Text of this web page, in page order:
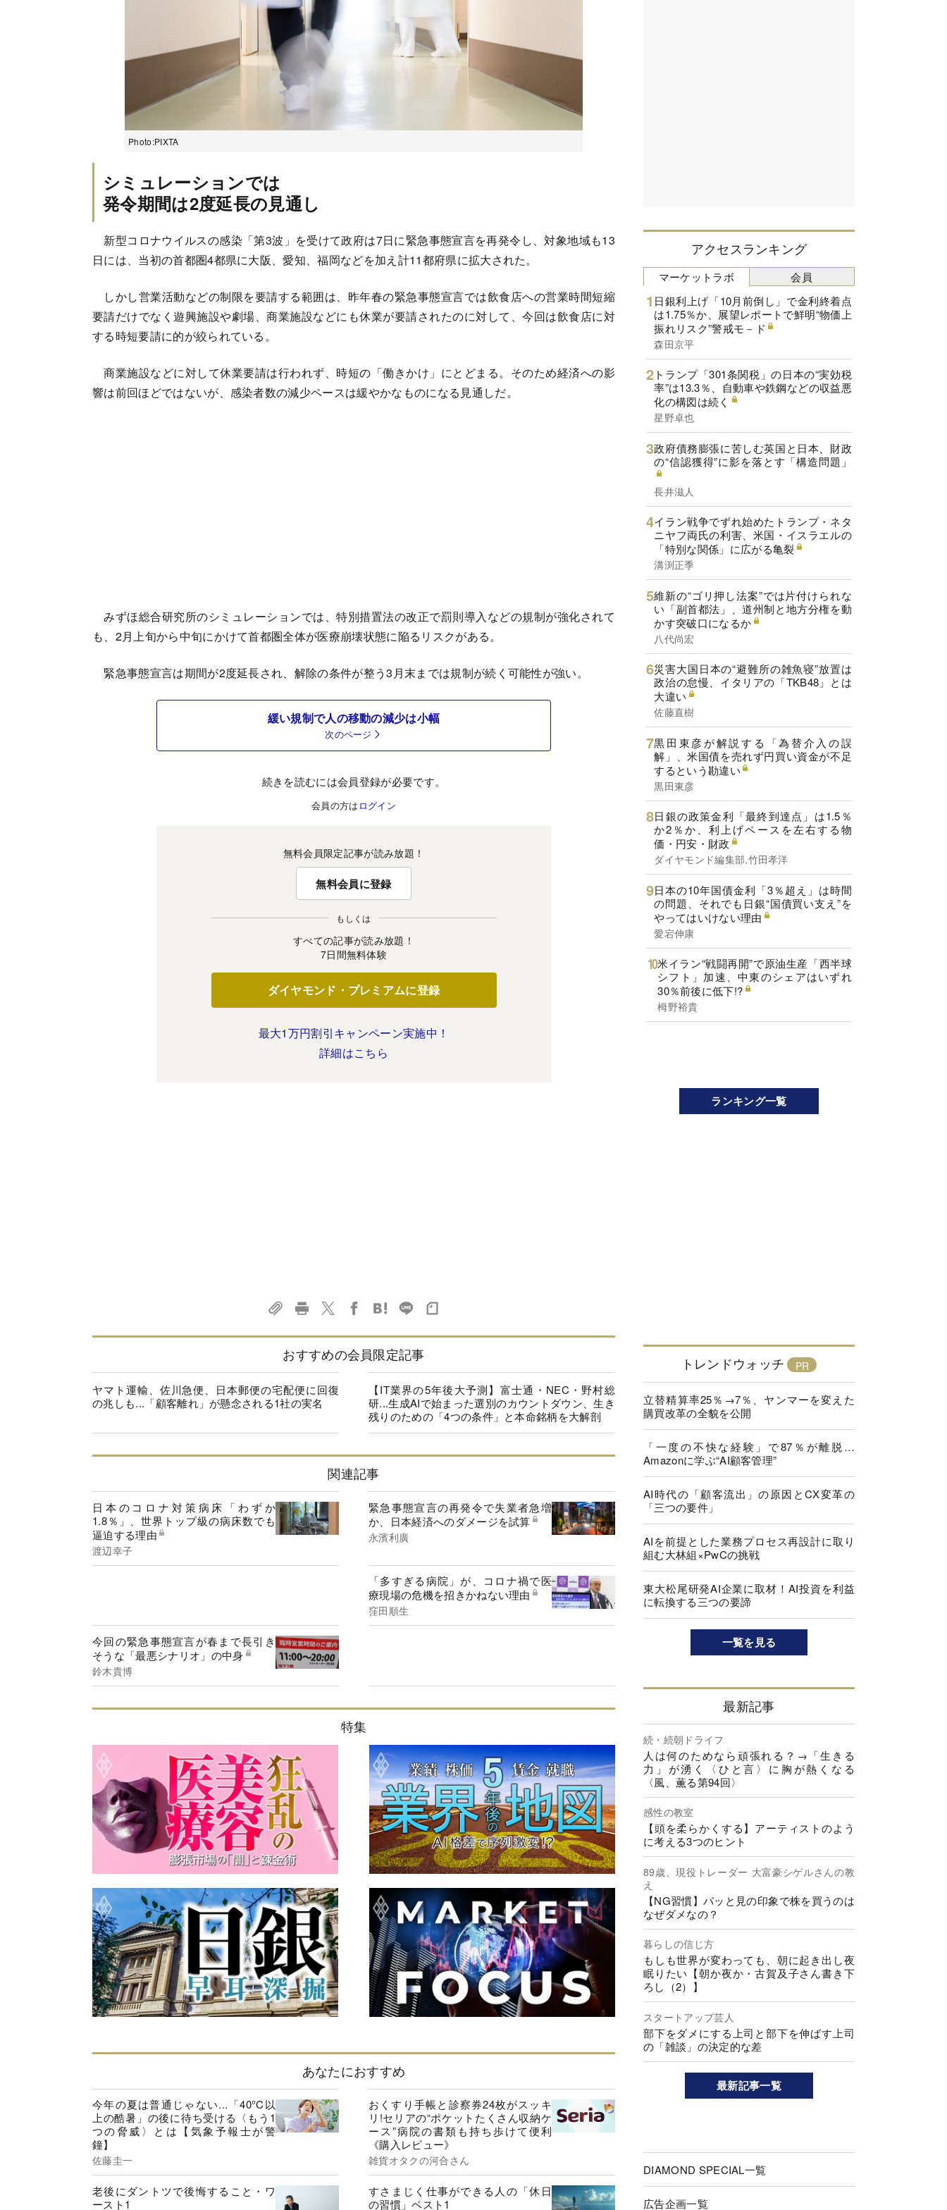
Photo:PIXTA
シミュレーションでは
発令期間は2度延長の見通し
新型コロナウイルスの感染「第3波」を受けて政府は7日に緊急事態宣言を再発令し、対象地域も13
日には、当初の首都圏4都県に大阪、愛知、福岡などを加え計11都府県に拡大された。
しかし営業活動などの制限を要請する範囲は、昨年春の緊急事態宣言では飲食店への営業時間短縮
要請だけでなく遊興施設や劇場、商業施設などにも休業が要請されたのに対して、今回は飲食店に対
する時短要請に的が絞られている。
商業施設などに対して休業要請は行われず、時短の「働きかけ」にとどまる。そのため経済への影
響は前回ほどではないが、感染者数の減少ペースは緩やかなものになる見通しだ。
みずほ総合研究所のシミュレーションでは、特別措置法の改正で罰則導入などの規制が強化されて
も、2月上旬から中旬にかけて首都圏全体が医療崩壊状態に陥るリスクがある。
緊急事態宣言は期間が2度延長され、解除の条件が整う3月末までは規制が続く可能性が強い。
緩い規制で人の移動の減少は小幅
次のページ
続きを読むには会員登録が必要です。
会員の方は ログイン
無料会員限定記事が読み放題！
無料会員に登録
もしくは
すべての記事が読み放題！
7日間無料体験
ダイヤモンド・プレミアムに登録
最大1万円割引キャンペーン実施中！
詳細はこちら
おすすめの会員限定記事
ヤマト運輸、佐川急便、日本郵便の宅配便に回復
の兆しも...「顧客離れ」が懸念される1社の実名
【IT業界の5年後大予測】富士通・NEC・野村総
研...生成AIで始まった選別のカウントダウン、生き
残りのための「4つの条件」と本命銘柄を大解剖
関連記事
日本のコロナ対策病床「わずか
1.8％」、世界トップ級の病床数でも
逼迫する理由
渡辺幸子
緊急事態宣言の再発令で失業者急増
か、日本経済へのダメージを試算
永濱利廣
「多すぎる病院」が、コロナ禍で医
療現場の危機を招きかねない理由
窪田順生
今回の緊急事態宣言が春まで長引き
そうな「最悪シナリオ」の中身
鈴木貴博
特集
あなたにおすすめ
今年の夏は普通じゃない...「40°C以
上の酷暑」の後に待ち受ける〈もう1
つの脅威〉とは【気象予報士が警
鐘】
佐藤圭一
おくすり手帳と診察券24枚がスッキ
リ!セリアの“ポケットたくさん収納ケ
ース”病院の書類も持ち歩けて便利
《購入レビュー》
雑貨オタクの河合さん
老後にダントツで後悔すること・ワ
ースト1
すさまじく仕事ができる人の「休日
の習慣」ベスト1
アクセスランキング
マーケットラボ
日銀利上げ「10月前倒し」で金利終着点
は1.75％か、展望レポートで鮮明“物価上
振れリスク”警戒モ－ド
森田京平
トランプ「301条関税」の日本の“実効税
率”は13.3％、自動車や鉄鋼などの収益悪
化の構図は続く
星野卓也
政府債務膨張に苦しむ英国と日本、財政
の“信認獲得”に影を落とす「構造問題」
長井滋人
イラン戦争でずれ始めたトランプ・ネタ
ニヤフ両氏の利害、米国・イスラエルの
「特別な関係」に広がる亀裂
溝渕正季
維新の“ゴリ押し法案”では片付けられな
い「副首都法」、道州制と地方分権を動
かす突破口になるか
八代尚宏
災害大国日本の“避難所の雑魚寝”放置は
政治の怠慢、イタリアの「TKB48」とは
大違い
佐藤直樹
黒田東彦が解説する「為替介入の誤
解」、米国債を売れず円買い資金が不足
するという勘違い
黒田東彦
日銀の政策金利「最終到達点」は1.5％
か2％か、利上げペースを左右する物
価・円安・財政
ダイヤモンド編集部,竹田孝洋
日本の10年国債金利「3％超え」は時間
の問題、それでも日銀“国債買い支え”を
やってはいけない理由
愛宕伸康
米イラン“戦闘再開”で原油生産「西半球
シフト」加速、中東のシェアはいずれ
30％前後に低下!?
栂野裕貴
会員
ランキング一覧
トレンドウォッチ
立替精算率25％→7％、ヤンマーを変えた
購買改革の全貌を公開
「一度の不快な経験」で87％が離脱…
Amazonに学ぶ“AI顧客管理”
AI時代の「顧客流出」の原因とCX変革の
「三つの要件」
AIを前提とした業務プロセス再設計に取り
組む大林組×PwCの挑戦
東大松尾研発AI企業に取材！AI投資を利益
に転換する三つの要諦
一覧を見る
最新記事
続・続朝ドライフ
人は何のためなら頑張れる？→「生きる
力」が湧く〈ひと言〉に胸が熱くなる
〈風、薫る第94回〉
感性の教室
【頭を柔らかくする】アーティストのよう
に考える3つのヒント
89歳、現役トレーダー 大富豪シゲルさんの教
え
【NG習慣】パッと見の印象で株を買うのは
なぜダメなの？
暮らしの信じ方
もしも世界が変わっても、朝に起き出し夜
眠りたい【朝か夜か・古賀及子さん書き下
ろし（2）】
スタートアップ芸人
部下をダメにする上司と部下を伸ばす上司
の「雑談」の決定的な差
最新記事一覧
DIAMOND SPECIAL一覧
広告企画一覧